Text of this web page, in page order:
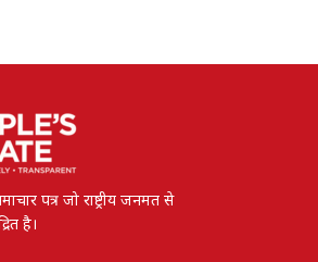
पत्र जो राष्ट्रीय जनमत से
है।